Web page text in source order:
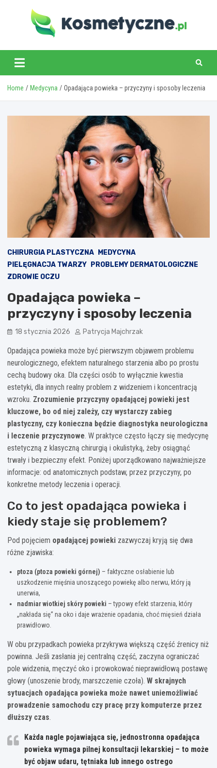
www.kosmetyczne.pl
Home Medycyna Opadająca powieka – przyczyny i sposoby leczenia
CHIRURGIA PLASTYCZNA
MEDYCYNA
PIELĘGNACJA TWARZY
PROBLEMY DERMATOLOGICZNE
ZDROWIE OCZU
Opadająca powieka –
przyczyny i sposoby leczenia
18 stycznia 2026 Patrycja Majchrzak
Opadająca powieka może być pierwszym objawem problemu
neurologicznego, efektem naturalnego starzenia albo po prostu
cechą budowy oka. Dla części osób to wyłącznie kwestia
estetyki, dla innych realny problem z widzeniem i koncentracją
wzroku. Zrozumienie przyczyny opadającej powieki jest
kluczowe, bo od niej zależy, czy wystarczy zabieg
plastyczny, czy konieczna będzie diagnostyka neurologiczna
i leczenie przyczynowe. W praktyce często łączy się medycynę
estetyczną z klasyczną chirurgią i okulistyką, żeby osiągnąć
trwały i bezpieczny efekt. Poniżej uporządkowano najważniejsze
informacje: od anatomicznych podstaw, przez przyczyny, po
konkretne metody leczenia i operacji.
Co to jest opadająca powieka i
kiedy staje się problemem?
Pod pojęciem opadającej powieki zazwyczaj kryją się dwa
różne zjawiska:
ptoza (ptoza powieki górnej) – faktyczne osłabienie lub
uszkodzenie mięśnia unoszącego powiekę albo nerwu, który ją
unerwia,
nadmiar wiotkiej skóry powieki – typowy efekt starzenia, który
„nakłada się” na oko i daje wrażenie opadania, choć mięsień działa
prawidłowo.
W obu przypadkach powieka przykrywa większą część źrenicy niż
powinna. Jeśli zasłania jej centralną część, zaczyna ograniczać
pole widzenia, męczyć oko i prowokować nieprawidłową postawę
głowy (unoszenie brody, marszczenie czoła). W skrajnych
sytuacjach opadająca powieka może nawet uniemożliwiać
prowadzenie samochodu czy pracę przy komputerze przez
dłuższy czas.
Każda nagle pojawiająca się, jednostronna opadająca
powieka wymaga pilnej konsultacji lekarskiej – to może
być objaw udaru, tętniaka lub innego ostrego